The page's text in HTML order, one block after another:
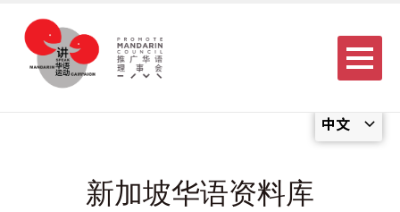
中文
Menu
新加坡华语资料库